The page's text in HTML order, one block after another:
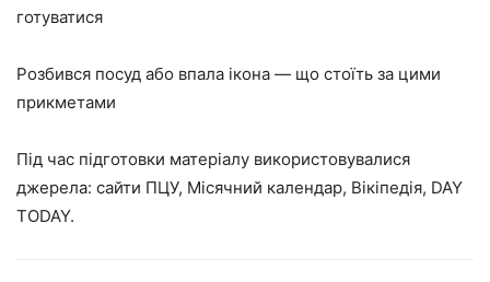
готуватися
Розбився посуд або впала ікона — що стоїть за цими
прикметами
Під час підготовки матеріалу використовувалися
джерела: сайти ПЦУ, Місячний календар, Вікіпедія, DAY
TODAY.